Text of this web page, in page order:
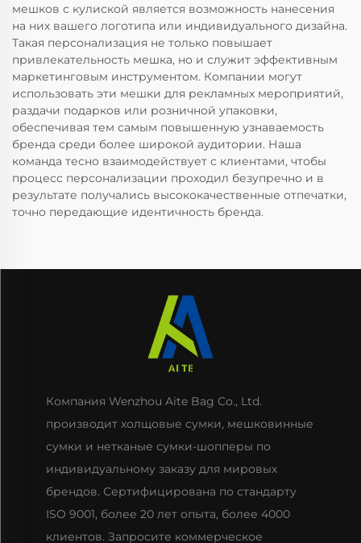
мешков с кулиской является возможность нанесения
на них вашего логотипа или индивидуального дизайна.
Такая персонализация не только повышает
привлекательность мешка, но и служит эффективным
маркетинговым инструментом. Компании могут
использовать эти мешки для рекламных мероприятий,
раздачи подарков или розничной упаковки,
обеспечивая тем самым повышенную узнаваемость
бренда среди более широкой аудитории. Наша
команда тесно взаимодействует с клиентами, чтобы
процесс персонализации проходил безупречно и в
результате получались высококачественные отпечатки,
точно передающие идентичность бренда.
Компания Wenzhou Aite Bag Co., Ltd.
производит холщовые сумки, мешковинные
сумки и нетканые сумки-шопперы по
индивидуальному заказу для мировых
брендов. Сертифицирована по стандарту
ISO 9001, более 20 лет опыта, более 4000
клиентов. Запросите коммерческое